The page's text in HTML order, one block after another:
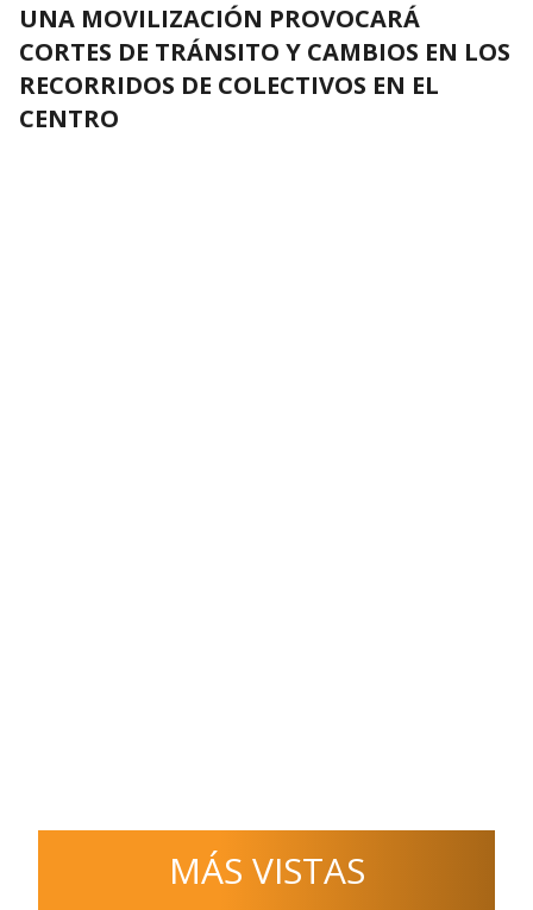
UNA MOVILIZACIÓN PROVOCARÁ
CORTES DE TRÁNSITO Y CAMBIOS EN LOS
RECORRIDOS DE COLECTIVOS EN EL
CENTRO
MÁS VISTAS